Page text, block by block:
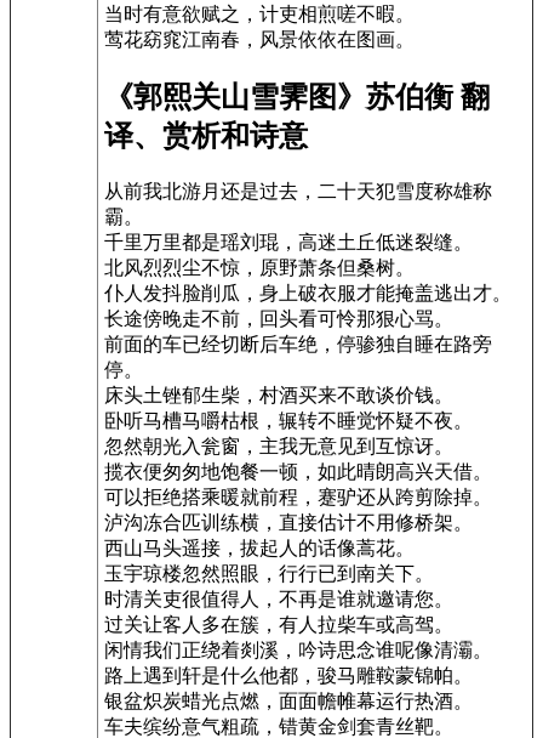
当时有意欲赋之，计吏相煎嗟不暇。
莺花窈窕江南春，风景依依在图画。
《郭熙关山雪霁图》苏伯衡 翻
译、赏析和诗意
从前我北游月还是过去，二十天犯雪度称雄称
霸。
千里万里都是瑶刘琨，高迷土丘低迷裂缝。
北风烈烈尘不惊，原野萧条但桑树。
仆人发抖脸削瓜，身上破衣服才能掩盖逃出才。
长途傍晚走不前，回头看可怜那狠心骂。
前面的车已经切断后车绝，停骖独自睡在路旁
停。
床头土锉郁生柴，村酒买来不敢谈价钱。
卧听马槽马嚼枯根，辗转不睡觉怀疑不夜。
忽然朝光入瓮窗，主我无意见到互惊讶。
揽衣便匆匆地饱餐一顿，如此晴朗高兴天借。
可以拒绝搭乘暖就前程，蹇驴还从跨剪除掉。
泸沟冻合匹训练横，直接估计不用修桥架。
西山马头遥接，拔起人的话像蒿花。
玉宇琼楼忽然照眼，行行已到南关下。
时清关吏很值得人，不再是谁就邀请您。
过关让客人多在簇，有人拉柴车或高驾。
闲情我们正绕着剡溪，吟诗思念谁呢像清灞。
路上遇到轩是什么他都，骏马雕鞍蒙锦帕。
银盆炽炭蜡光点燃，面面幨帷幕运行热酒。
车夫缤纷意气粗疏，错黄金剑套青丝靶。